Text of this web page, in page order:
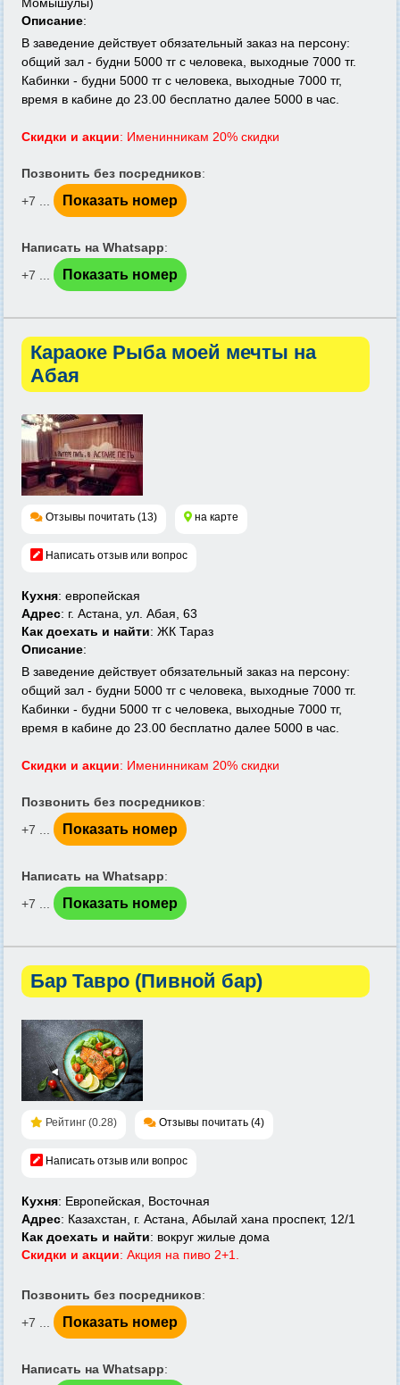
Описание:
В заведение действует обязательный заказ на персону:
общий зал - будни 5000 тг с человека, выходные 7000 тг.
Кабинки - будни 5000 тг с человека, выходные 7000 тг,
время в кабине до 23.00 бесплатно далее 5000 в час.
Скидки и акции: Именинникам 20% скидки
Позвонить без посредников:
+7 ...
Показать номер
Написать на Whatsapp:
+7 ...
Показать номер
Караоке Рыба моей мечты на
Абая
Отзывы почитать (13) на карте
Написать отзыв или вопрос
Кухня: европейская
Адрес: г. Астана, ул. Абая, 63
Как доехать и найти: ЖК Тараз
Описание:
В заведение действует обязательный заказ на персону:
общий зал - будни 5000 тг с человека, выходные 7000 тг.
Кабинки - будни 5000 тг с человека, выходные 7000 тг,
время в кабине до 23.00 бесплатно далее 5000 в час.
Скидки и акции: Именинникам 20% скидки
Позвонить без посредников:
+7 ...
Показать номер
Написать на Whatsapp:
+7 ...
Показать номер
Бар Тавро (Пивной бар)
Рейтинг (0.28) Отзывы почитать (4)
Написать отзыв или вопрос
Кухня: Европейская, Восточная
Адрес: Казахстан, г. Астана, Абылай хана проспект, 12/1
Как доехать и найти: вокруг жилые дома
Скидки и акции: Акция на пиво 2+1.
Позвонить без посредников:
+7 ...
Показать номер
Написать на Whatsapp: